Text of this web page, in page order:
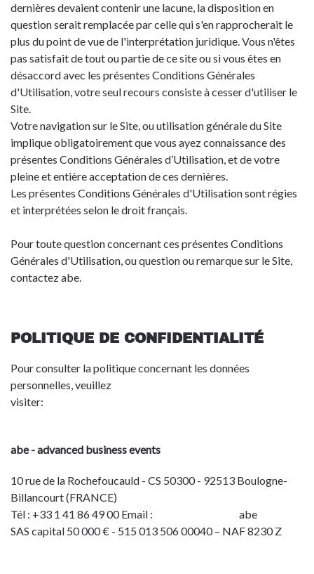
dernières devaient contenir une lacune, la disposition en
question serait remplacée par celle qui s'en rapprocherait le
plus du point de vue de l'interprétation juridique. Vous n'êtes
pas satisfait de tout ou partie de ce site ou si vous êtes en
désaccord avec les présentes Conditions Générales
d'Utilisation, votre seul recours consiste à cesser d'utiliser le
Site.
Votre navigation sur le Site, ou utilisation générale du Site
implique obligatoirement que vous ayez connaissance des
présentes Conditions Générales d’Utilisation, et de votre
pleine et entière acceptation de ces dernières.
Les présentes Conditions Générales d'Utilisation sont régies
et interprétées selon le droit français.
Pour toute question concernant ces présentes Conditions
Générales d'Utilisation, ou question ou remarque sur le Site,
contactez abe.
POLITIQUE DE CONFIDENTIALITÉ
Pour consulter la politique concernant les données
personnelles, veuillez
visiter:
abe - advanced business events
10 rue de la Rochefoucauld - CS 50300 - 92513 Boulogne-
Billancourt (FRANCE)
Tél : +33 1 41 86 49 00 Email :
abe
SAS capital 50 000 € - 515 013 506 00040 – NAF 8230 Z